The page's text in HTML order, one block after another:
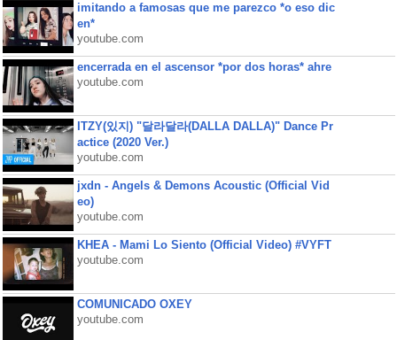
imitando a famosas que me parezco *o eso dic
en*
youtube.com
encerrada en el ascensor *por dos horas* ahre
youtube.com
ITZY(있지) "달라달라(DALLA DALLA)" Dance Pr
actice (2020 Ver.)
youtube.com
jxdn - Angels & Demons Acoustic (Official Vid
eo)
youtube.com
KHEA - Mami Lo Siento (Official Video) #VYFT
youtube.com
COMUNICADO OXEY
youtube.com